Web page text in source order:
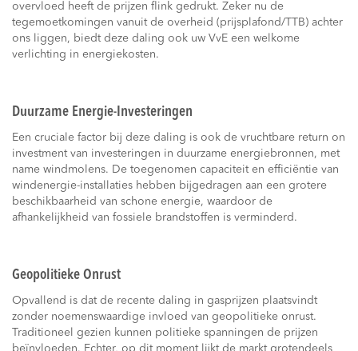
overvloed heeft de prijzen flink gedrukt. Zeker nu de
tegemoetkomingen vanuit de overheid (prijsplafond/TTB) achter
ons liggen, biedt deze daling ook uw VvE een welkome
verlichting in energiekosten.
Duurzame Energie-Investeringen
Een cruciale factor bij deze daling is ook de vruchtbare return on
investment van investeringen in duurzame energiebronnen, met
name windmolens. De toegenomen capaciteit en efficiëntie van
windenergie-installaties hebben bijgedragen aan een grotere
beschikbaarheid van schone energie, waardoor de
afhankelijkheid van fossiele brandstoffen is verminderd.
Geopolitieke Onrust
Opvallend is dat de recente daling in gasprijzen plaatsvindt
zonder noemenswaardige invloed van geopolitieke onrust.
Traditioneel gezien kunnen politieke spanningen de prijzen
beïnvloeden. Echter, op dit moment lijkt de markt grotendeels